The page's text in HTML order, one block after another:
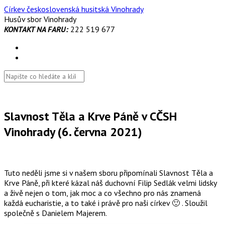
Skip
to
content
Církev československá husitská Vinohrady
Husův sbor Vinohrady
KONTAKT NA FARU:222 519 677
Slavnost Těla a Krve Páně v CČSH
Vinohrady (6. června 2021)
Tuto neděli jsme si v našem sboru připomínali Slavnost Těla a
Krve Páně, při které kázal náš duchovní Filip Sedlák velmi lidsky
a živě nejen o tom, jak moc a co všechno pro nás znamená
každá eucharistie, a to také i právě pro naši církev 🙂 . Sloužil
společně s Danielem Majerem.